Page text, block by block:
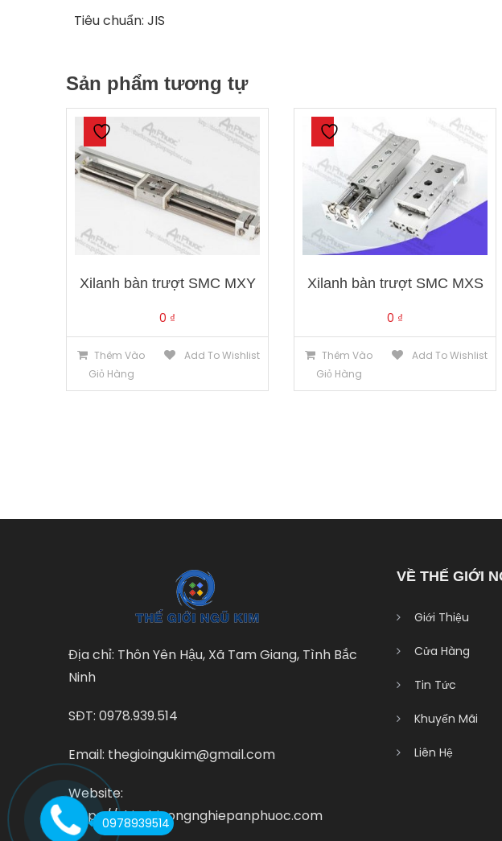
Tiêu chuẩn: JIS
Sản phẩm tương tự
Xilanh bàn trượt SMC MXY
0 ₫
Thêm Vào
Giỏ Hàng
Add To Wishlist
Xilanh bàn trượt SMC MXS
0 ₫
Thêm Vào
Giỏ Hàng
Add To Wishlist
Địa chỉ: Thôn Yên Hậu, Xã Tam Giang, Tình Bắc
Ninh
SĐT: 0978.939.514
Email: thegioingukim@gmail.com
Website:
https://thietbicongnghiepanphuoc.com
VỀ THẾ GIỚI
Giới Thiệu
Cửa Hàng
Tin Tức
Khuyến Mãi
Liên Hệ
0978939514